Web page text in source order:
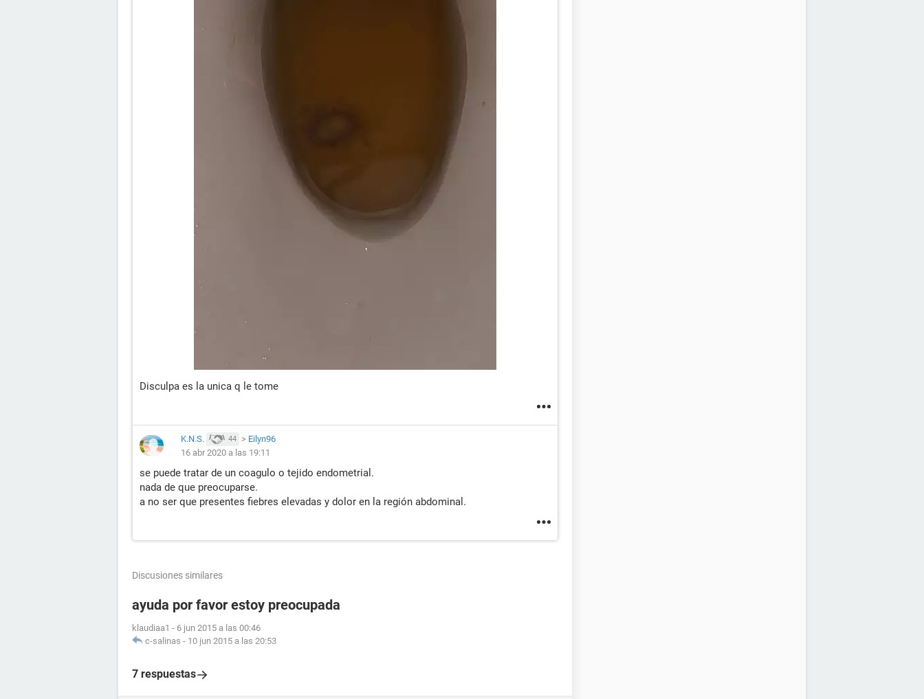
Disculpa es la unica q le tome
K.N.S. 44 > Eilyn96
16 abr 2020 a las 19:11
se puede tratar de un coagulo o tejido endometrial.
nada de que preocuparse.
a no ser que presentes fiebres elevadas y dolor en la región abdominal.
Discusiones similares
ayuda por favor estoy preocupada
klaudiaa1 - 6 jun 2015 a las 00:46
c-salinas - 10 jun 2015 a las 20:53
7 respuestas